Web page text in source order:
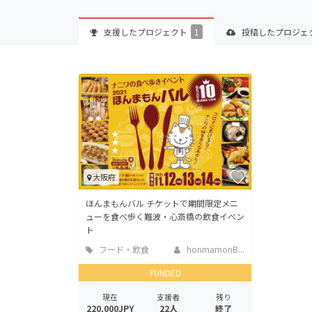
支援したプロジェクト 1 投稿したプロジェ
大阪府
ほんまもんバル チケットで期間限定メニ
ューを食べ歩く難波・心斎橋の飲食イベン
ト
フード・飲食
店
honmamonB...
FUNDED
現在
220,000JPY
支援者
22人
残り
終了